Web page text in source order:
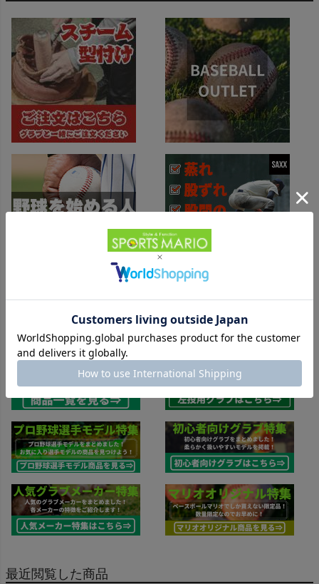
スポーツマリオTOP
ベースボールマリオ（野球商品）
お気に入り
ご利用ガイド
クーポン一覧
商品レビュー
プロテイン・サプリメントまとめ買い
スタッフコーディネート
スタッフブログ
最近閲覧した商品